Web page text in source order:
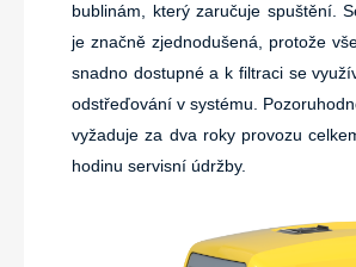
bublinám, který zaručuje spuštění.
je značně zjednodušená, protože
snadno dostupné a k filtraci se
odstřeďování v systému.
vyžaduje za dva roky provozu
hodinu servisní údržby.